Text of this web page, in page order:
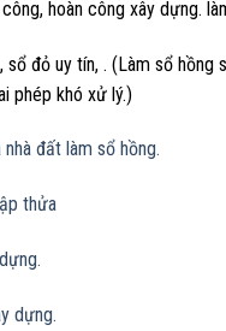
hoàn công xây dựng.
sổ đỏ uy tín, . (Làm sổ
phép khó xử lý.)
đất làm sổ hồng.
thửa
dựng.